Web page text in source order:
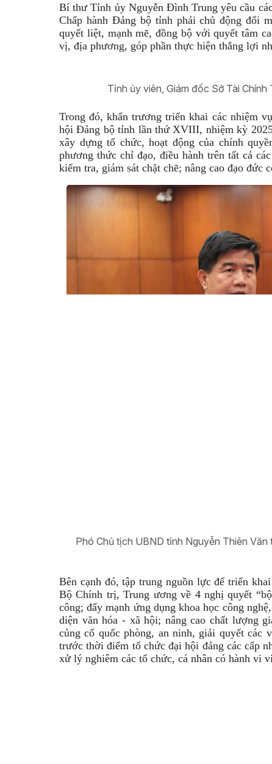
Bí thư Tỉnh ủy Nguyễn Đình Trung yêu cầu
Chấp hành Đảng bộ tỉnh phải chủ động đổi
quyết liệt, mạnh mẽ, đồng bộ với quyết tâm
vị, địa phương, góp phần thực hiện thắng lợi
Tỉnh ủy viên, Giám đốc Sở Tài
Trong đó, khẩn trương triển khai các nhiệm
hội Đảng bộ tỉnh lần thứ XVIII, nhiệm kỳ
xây dựng tổ chức, hoạt động của chính
phương thức chỉ đạo, điều hành trên tất cả
kiểm tra, giám sát chặt chẽ; nâng cao đạo đức
Phó Chủ tịch UBND tỉnh Nguyễn Thiên
Bên cạnh đó, tập trung nguồn lực để triển
Bộ Chính trị, Trung ương về 4 nghị quyết
công; đẩy mạnh ứng dụng khoa học công
diện văn hóa - xã hội; nâng cao chất lượng
củng cố quốc phòng, an ninh, giải quyết các
trước thời điểm tổ chức đại hội đảng các cấp
xử lý nghiêm các tổ chức, cá nhân có hành vi